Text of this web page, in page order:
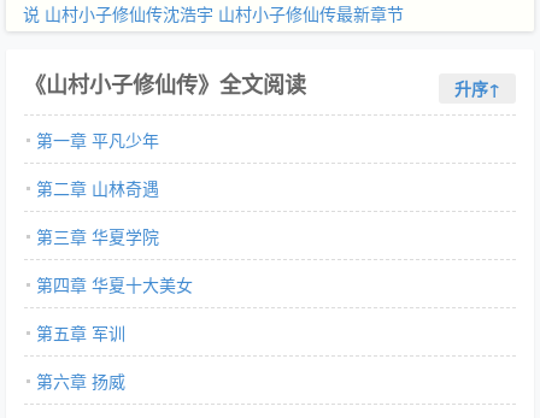
说 山村小子修仙传沈浩宇 山村小子修仙传最新章节
《山村小子修仙传》全文阅读 升序↑
第一章 平凡少年
第二章 山林奇遇
第三章 华夏学院
第四章 华夏十大美女
第五章 军训
第六章 扬威